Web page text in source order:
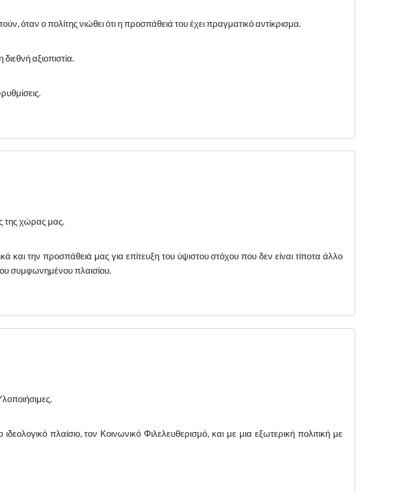
όταν ο πολίτης νιώθει ότι η προσπάθειά του έχει πραγματικό αντίκρισμα.
αξιοπιστία.
της χώρας μας.
και την προσπάθειά μας για επίτευξη του ύψιστου στόχου που δεν είναι τίποτα άλλο
συμφωνημένου πλαισίου.
πλαίσιο, τον Κοινωνικό Φιλελευθερισμό, και με μια εξωτερική πολιτική με